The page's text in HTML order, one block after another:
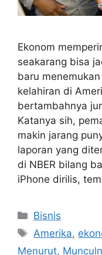
Ekonom
seakarang bisa
baru
kelahiran di
bertambahnya
Katanya sih,
makin jarang
laporan yang
di NBER bilang
iPhone dirilis,
Kategori
Bisnis
Tag
Amerika,
Menurut,